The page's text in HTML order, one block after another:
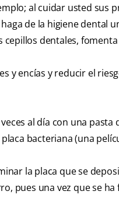
al cuidar usted sus
de la higiene dental
dentales,
y encías y reducir el
al día con una
bacteriana (una
la placa que se
pues una vez que se